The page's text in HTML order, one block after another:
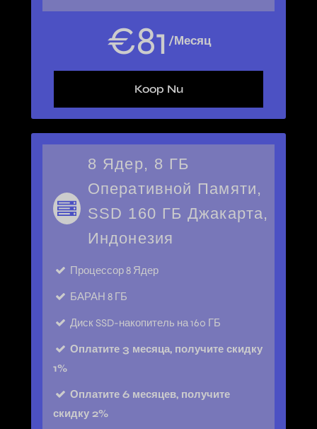
€81 /Месяц
Koop Nu
8 Ядер, 8 ГБ
Оперативной Памяти,
SSD 160 ГБ Джакарта,
Индонезия
Процессор8 Ядер
БАРАН 8 ГБ
ДискSSD-накопитель на 160 ГБ
Оплатите 3 месяца, получите скидку
1%
Оплатите 6 месяцев, получите
скидку 2%